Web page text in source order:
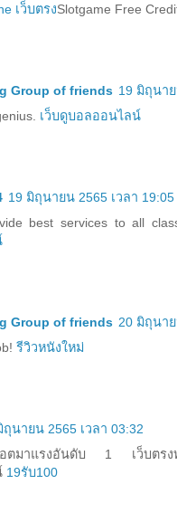
เว็บตรงSlotgame Free
Group of friends 19 มิถุนา
เว็บดูบอลออนไลน์
19 มิถุนายน 2565 เวลา 19:05
best services to all
Group of friends 20 มิถุนา
รีวิวหนังใหม่
ถุนายน 2565 เวลา 03:32
อตมาแรงอันดับ 1 เว็บตร
19รับ100